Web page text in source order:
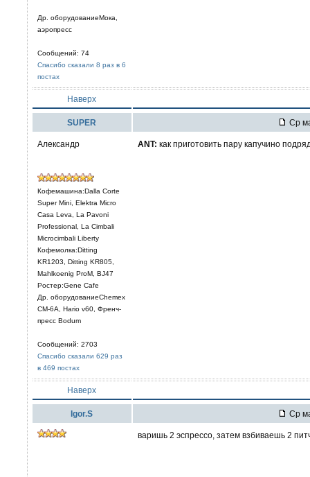
Др. оборудованиеМока,
аэропресс
Сообщений: 74
Спасибо сказали 8 раз в 6
постах
Наверх
SUPER Ср
Александр
Кофемашина:Dalla Corte
Super Mini, Elektra Micro
Casa Leva, La Pavoni
Professional, La Cimbali
Microcimbali Liberty
Кофемолка:Ditting
KR1203, Ditting KR805,
Mahlkoenig ProM, BJ47
Ростер:Gene Cafe
Др. оборудованиеChemex
CM-6A, Hario v60, Френч-
пресс Bodum
Сообщений: 2703
Спасибо сказали 629 раз
в 469 постах
ANT: как приготовить пару капучино
Наверх
Igor.S Ср
варишь 2 эспрессо, затем взбиваешь 2